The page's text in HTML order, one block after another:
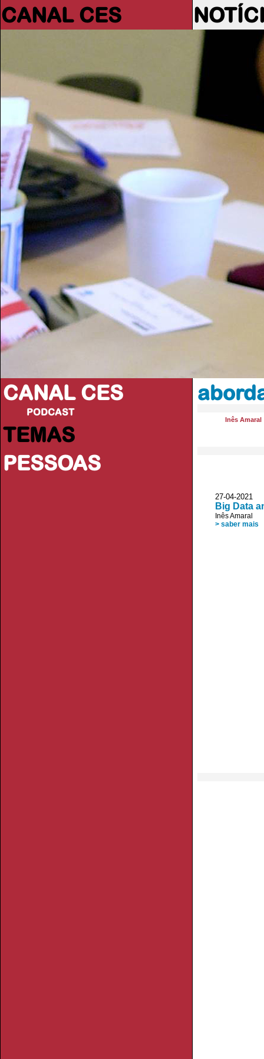
CANAL CES
CANAL CES
PODCAST
TEMAS
PESSOAS
Inês Amaral
27-04-
Big Data
Inês Amaral
> saber mais